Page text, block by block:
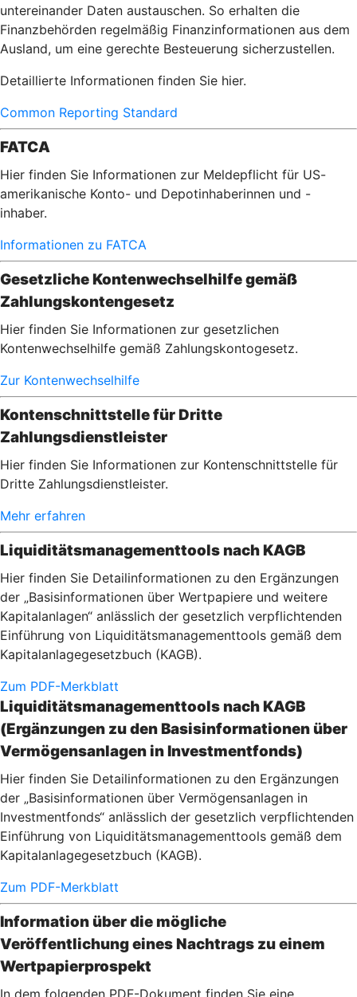
untereinander Daten austauschen. So erhalten die
Finanzbehörden regelmäßig Finanzinformationen aus dem
Ausland, um eine gerechte Besteuerung sicherzustellen.
Detaillierte Informationen finden Sie hier.
Common Reporting Standard
FATCA
Hier finden Sie Informationen zur Meldepflicht für US-
amerikanische Konto- und Depotinhaberinnen und -
inhaber.
Informationen zu FATCA
Gesetzliche Kontenwechselhilfe gemäß
Zahlungskontengesetz
Hier finden Sie Informationen zur gesetzlichen
Kontenwechselhilfe gemäß Zahlungskontogesetz.
Zur Kontenwechselhilfe
Kontenschnittstelle für Dritte
Zahlungsdienstleister
Hier finden Sie Informationen zur Kontenschnittstelle für
Dritte Zahlungsdienstleister.
Mehr erfahren
Liquiditätsmanagementtools nach KAGB
Hier finden Sie Detailinformationen zu den Ergänzungen
der „Basisinformationen über Wertpapiere und weitere
Kapitalanlagen“ anlässlich der gesetzlich verpflichtenden
Einführung von Liquiditätsmanagementtools gemäß dem
Kapitalanlagegesetzbuch (KAGB).
Zum PDF-Merkblatt
Liquiditätsmanagementtools nach KAGB
(Ergänzungen zu den Basisinformationen über
Vermögensanlagen in Investmentfonds)
Hier finden Sie Detailinformationen zu den Ergänzungen
der „Basisinformationen über Vermögensanlagen in
Investmentfonds“ anlässlich der gesetzlich verpflichtenden
Einführung von Liquiditätsmanagementtools gemäß dem
Kapitalanlagegesetzbuch (KAGB).
Zum PDF-Merkblatt
Information über die mögliche
Veröffentlichung eines Nachtrags zu einem
Wertpapierprospekt
In dem folgenden PDF-Dokument finden Sie eine